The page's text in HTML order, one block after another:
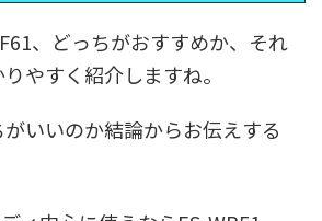
、どっちがおすすめか、それ
やすく紹介しますね。
いいのか結論からお伝えする